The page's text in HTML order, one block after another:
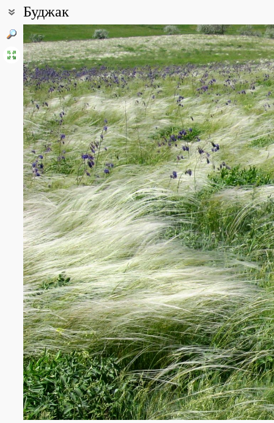
Буджак
Координаты:
46° 23′ 27.71″ с.ш., 28° 41′ 15.34″ в.д. (смотреть на картахGoogle
Описание точки:
Ялпугские увалы, на средне мощных лёссовидных суглинках, с
растительностью.
Все фотографии(5) Фото растений и лишайников(11)